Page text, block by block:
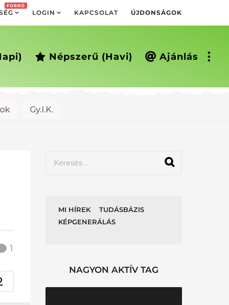
FORRÓ
LOGIN KAPCSOLAT ÚJDONSÁGOK
Népszerű (havi) Ajánlás
Gy.I.K.
1
MI HÍREK
TUDÁSBÁZIS
KÉPGENERÁLÁS
NAGYON AKTÍV TAG